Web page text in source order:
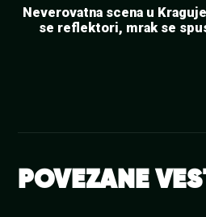
Neverovatna scena u
se reflektori, mrak se
POVEZANE